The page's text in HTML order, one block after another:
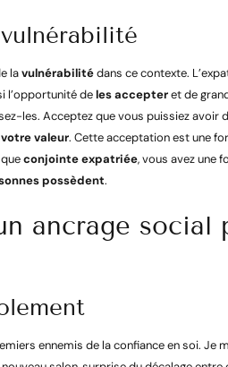
lavulnérabilitédans ce contexte.
l’opportunité deles accepteret de
les. Acceptez que vous puissiez avoir
valeur. Cette acceptation est une
conjointe expatriée, vous avez une
possèdent.
ancrage social
ennemis de la confiance en soi. Je